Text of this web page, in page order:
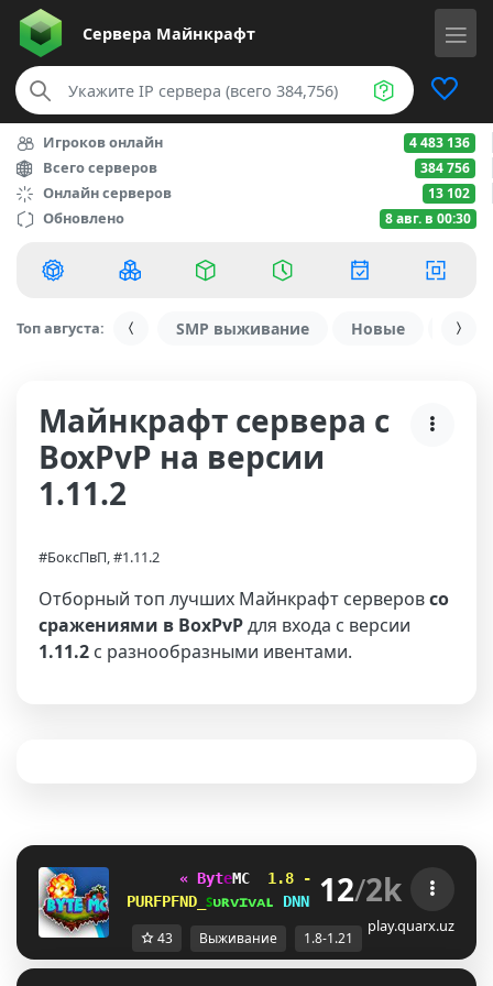
Сервера Майнкрафт
Игроков онлайн 4 483 136
Всего серверов 384 756
Онлайн серверов 13 102
Обновлено 8 авг. в 00:30
Топ августа: SMP выживание Новые С
Майнкрафт сервера с
BoxPvP на версии
1.11.2
#БоксПвП, #1.11.2
Отборный топ лучших Майнкрафт серверовсо
сражениями в BoxPvPдля входа с версии
1.11.2 с разнообразными ивентами.
« ByteMC 1.8 - 1.21 ✭ ✭ ✭
HHGN_DTNP ꜱᴜʀᴠɪᴠᴀʟ OPZF\CYᴀɴ ᴀʀxɪʏ LGLX_T\
12/2k
play.quarx.uz
43 Выживание 1.8-1.21